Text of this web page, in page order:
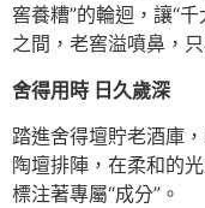
窖養糟”的輪迴，讓“
之間，老窖溢噴鼻，
舍得用時 日久歲深
踏進舍得壇貯老酒庫
陶壇排陣，在柔和的
標注著專屬“成分”。